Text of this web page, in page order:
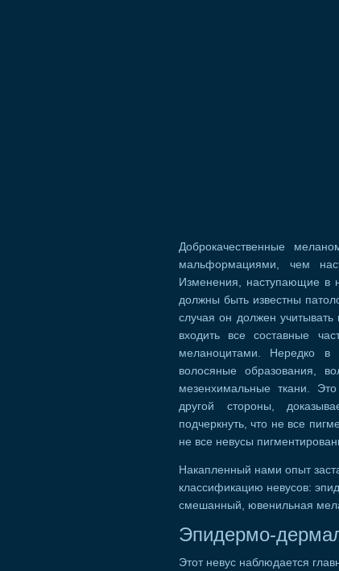
Доброкачественные
мальформациями, чем
Изменения, наступающие в
должны быть известны
случая он должен учитывать
входить все составные
меланоцитами. Нередко в
волосяные образования,
мезенхимальные ткани.
другой стороны,
подчеркнуть, что не все
не все невусы
Накапленный нами опыт
классификацию невусов:
смешанный, ювенильная
Эпидермо-
Этот невус наблюдается